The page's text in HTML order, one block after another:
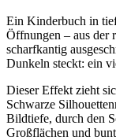
Ein Kinderbuch in
Öffnungen – aus der
scharfkantig
Dunkeln steckt: ein
Dieser Effekt zieht
Schwarze
Bildtiefe, durch den
Großflächen und